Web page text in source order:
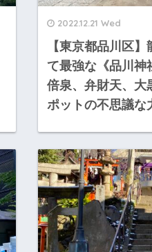
2022.12.21 Wed
【東京都品川区
て最強な《品川神
倍泉、弁財天、
ポットの不思議な